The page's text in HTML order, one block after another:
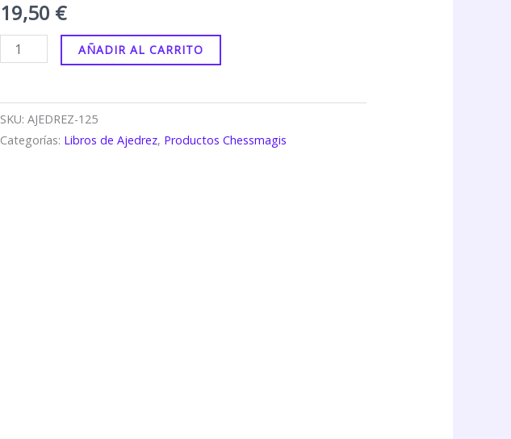
19,50 €
AÑADIR AL CARRITO
SKU:AJEDREZ-125
Categorías: Libros de Ajedrez, Productos Chessmagis